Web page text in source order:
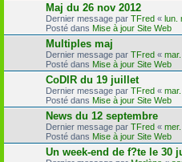
Maj du 26 nov 2012
Dernier message par TFred « lun.
Posté dans Mise à jour Site Web
Multiples maj
Dernier message par TFred «
Posté dans Mise à jour Site Web
CoDIR du 19 juillet
Dernier message par TFred «
Posté dans Mise à jour Site Web
News du 12 septembre
Dernier message par TFred «
Posté dans Mise à jour Site Web
Un week-end de f?te le 30